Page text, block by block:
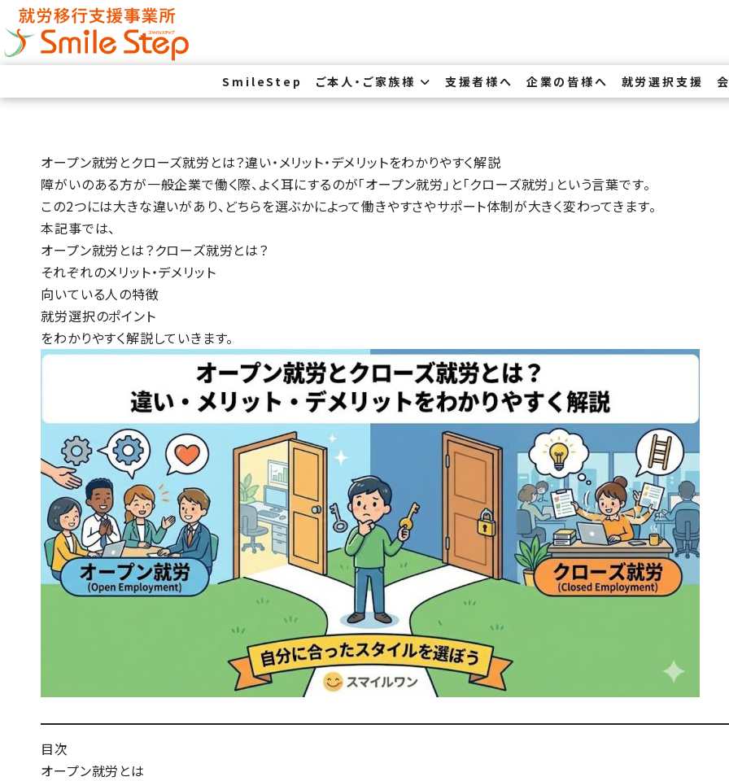
SmileStep ご本人・ご家族様 支援者様へ 企業の皆様へ 就労選択支援
オープン就労とクローズ就労とは？違い・メリット・デメリットをわかりやすく解説
障がいのある方が一般企業で働く際、よく耳にするのが「オープン就労」と「クローズ就労」という言葉です。
この2つには大きな違いがあり、どちらを選ぶかによって働きやすさやサポート体制が大きく変わってきます。
本記事では、
オープン就労とは？クローズ就労とは？
それぞれのメリット・デメリット
向いている人の特徴
就労選択のポイント
をわかりやすく解説していきます。
目次
オープン就労とは